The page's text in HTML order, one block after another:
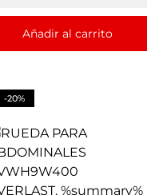
Añadir al carrito
-20%